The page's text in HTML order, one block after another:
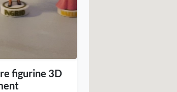
figurine 3D